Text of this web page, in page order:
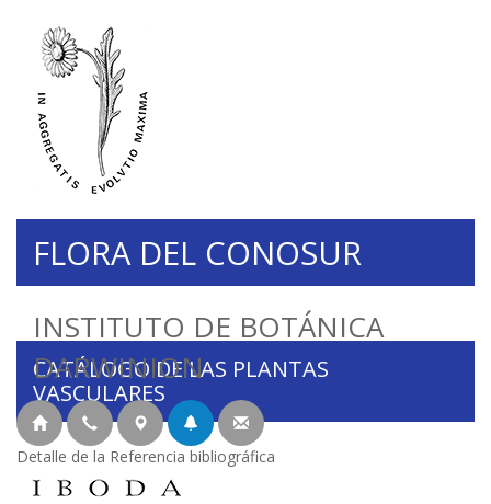
INSTITUTO DE BOTÁNICA
DARWINION
FLORA DEL CONOSUR
CATÁLOGO DE LAS PLANTAS
VASCULARES
Detalle de la Referencia bibliográfica